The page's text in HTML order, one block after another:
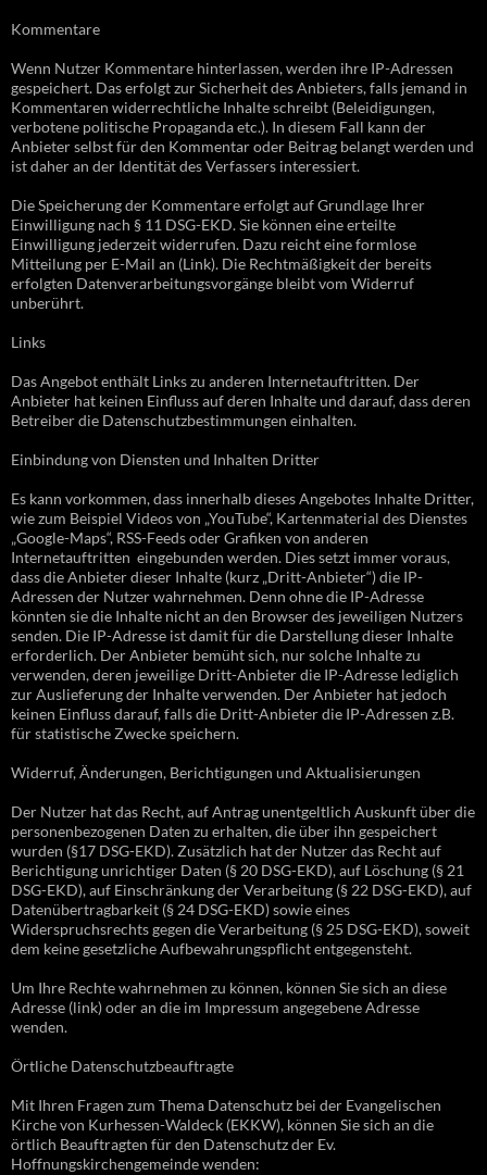
Kommentare
Wenn Nutzer Kommentare hinterlassen, werden ihre IP-Adressen
gespeichert. Das erfolgt zur Sicherheit des Anbieters, falls jemand in
Kommentaren widerrechtliche Inhalte schreibt (Beleidigungen,
verbotene politische Propaganda etc.). In diesem Fall kann der
Anbieter selbst für den Kommentar oder Beitrag belangt werden und
ist daher an der Identität des Verfassers interessiert.
Die Speicherung der Kommentare erfolgt auf Grundlage Ihrer
Einwilligung nach § 11 DSG-EKD. Sie können eine erteilte
Einwilligung jederzeit widerrufen. Dazu reicht eine formlose
Mitteilung per E-Mail an (Link). Die Rechtmäßigkeit der bereits
erfolgten Datenverarbeitungsvorgänge bleibt vom Widerruf
unberührt.
Links
Das Angebot enthält Links zu anderen Internetauftritten. Der
Anbieter hat keinen Einfluss auf deren Inhalte und darauf, dass deren
Betreiber die Datenschutzbestimmungen einhalten.
Einbindung von Diensten und Inhalten Dritter
Es kann vorkommen, dass innerhalb dieses Angebotes Inhalte Dritter,
wie zum Beispiel Videos von „YouTube“, Kartenmaterial des Dienstes
„Google-Maps“, RSS-Feeds oder Grafiken von anderen
Internetauftritten eingebunden werden. Dies setzt immer voraus,
dass die Anbieter dieser Inhalte (kurz „Dritt-Anbieter“) die IP-
Adressen der Nutzer wahrnehmen. Denn ohne die IP-Adresse
könnten sie die Inhalte nicht an den Browser des jeweiligen Nutzers
senden. Die IP-Adresse ist damit für die Darstellung dieser Inhalte
erforderlich. Der Anbieter bemüht sich, nur solche Inhalte zu
verwenden, deren jeweilige Dritt-Anbieter die IP-Adresse lediglich
zur Auslieferung der Inhalte verwenden. Der Anbieter hat jedoch
keinen Einfluss darauf, falls die Dritt-Anbieter die IP-Adressen z.B.
für statistische Zwecke speichern.
Widerruf, Änderungen, Berichtigungen und Aktualisierungen
Der Nutzer hat das Recht, auf Antrag unentgeltlich Auskunft über die
personenbezogenen Daten zu erhalten, die über ihn gespeichert
wurden (§17 DSG-EKD). Zusätzlich hat der Nutzer das Recht auf
Berichtigung unrichtiger Daten (§ 20 DSG-EKD), auf Löschung (§ 21
DSG-EKD), auf Einschränkung der Verarbeitung (§ 22 DSG-EKD), auf
Datenübertragbarkeit (§ 24 DSG-EKD) sowie eines
Widerspruchsrechts gegen die Verarbeitung (§ 25 DSG-EKD), soweit
dem keine gesetzliche Aufbewahrungspflicht entgegensteht.
Um Ihre Rechte wahrnehmen zu können, können Sie sich an diese
Adresse (link) oder an die im Impressum angegebene Adresse
wenden.
Örtliche Datenschutzbeauftragte
Mit Ihren Fragen zum Thema Datenschutz bei der Evangelischen
Kirche von Kurhessen-Waldeck (EKKW), können Sie sich an die
örtlich Beauftragten für den Datenschutz der Ev.
Hoffnungskirchengemeinde wenden: